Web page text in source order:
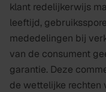
klant redelijkerwijs
leeftijd,
mededelingen bij
van de consument
garantie. Deze
de wettelijke rechten